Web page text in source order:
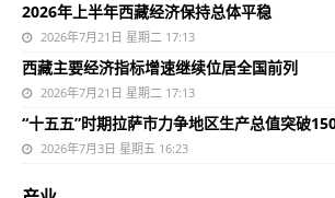
2026年上半年西藏经济保持总体平稳
2026年7月21日 星期二 17:13
西藏主要经济指标增速继续位居全国前列
2026年7月21日 星期二 17:13
“十五五”时期拉萨市力争地区生产总值突破
2026年7月3日 星期五 16:23